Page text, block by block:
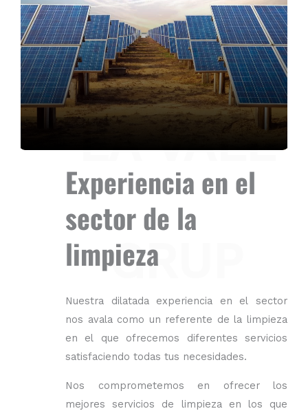
Experiencia en el
sector de la
limpieza
Nuestra dilatada experiencia en el sector
nos avala como un referente de la limpieza
en el que ofrecemos diferentes servicios
satisfaciendo todas tus necesidades.
Nos comprometemos en ofrecer los
mejores servicios de limpieza en los que
LA VALL
GRUP